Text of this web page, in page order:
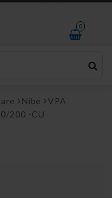
0
Nibe
VPA
200 -CU